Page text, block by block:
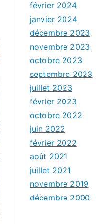
février 2024
janvier 2024
décembre 2023
novembre 2023
octobre 2023
septembre 2023
juillet 2023
février 2023
octobre 2022
juin 2022
février 2022
août 2021
juillet 2021
novembre 2019
décembre 2000